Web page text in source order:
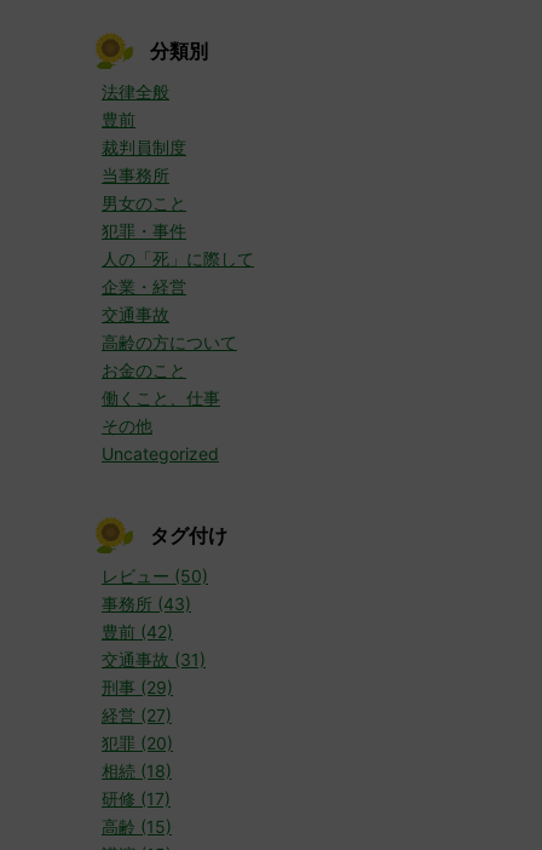
分類別
法律全般
豊前
裁判員制度
当事務所
男女のこと
犯罪・事件
人の「死」に際して
企業・経営
交通事故
高齢の方について
お金のこと
働くこと、仕事
その他
Uncategorized
タグ付け
レビュー (50)
事務所 (43)
豊前 (42)
交通事故 (31)
刑事 (29)
経営 (27)
犯罪 (20)
相続 (18)
研修 (17)
高齢 (15)